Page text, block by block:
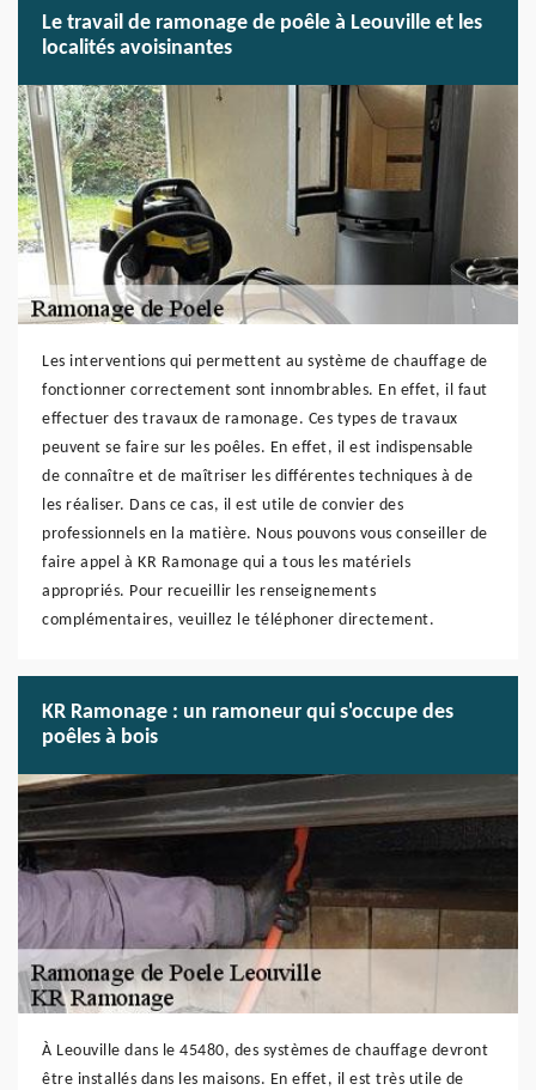
Le travail de ramonage de poêle à Leouville et les
localités avoisinantes
Les interventions qui permettent au système de chauffage de
fonctionner correctement sont innombrables. En effet, il faut
effectuer des travaux de ramonage. Ces types de travaux
peuvent se faire sur les poêles. En effet, il est indispensable
de connaître et de maîtriser les différentes techniques à de
les réaliser. Dans ce cas, il est utile de convier des
professionnels en la matière. Nous pouvons vous conseiller de
faire appel à KR Ramonage qui a tous les matériels
appropriés. Pour recueillir les renseignements
complémentaires, veuillez le téléphoner directement.
KR Ramonage : un ramoneur qui s'occupe des
poêles à bois
À Leouville dans le 45480, des systèmes de chauffage devront
être installés dans les maisons. En effet, il est très utile de